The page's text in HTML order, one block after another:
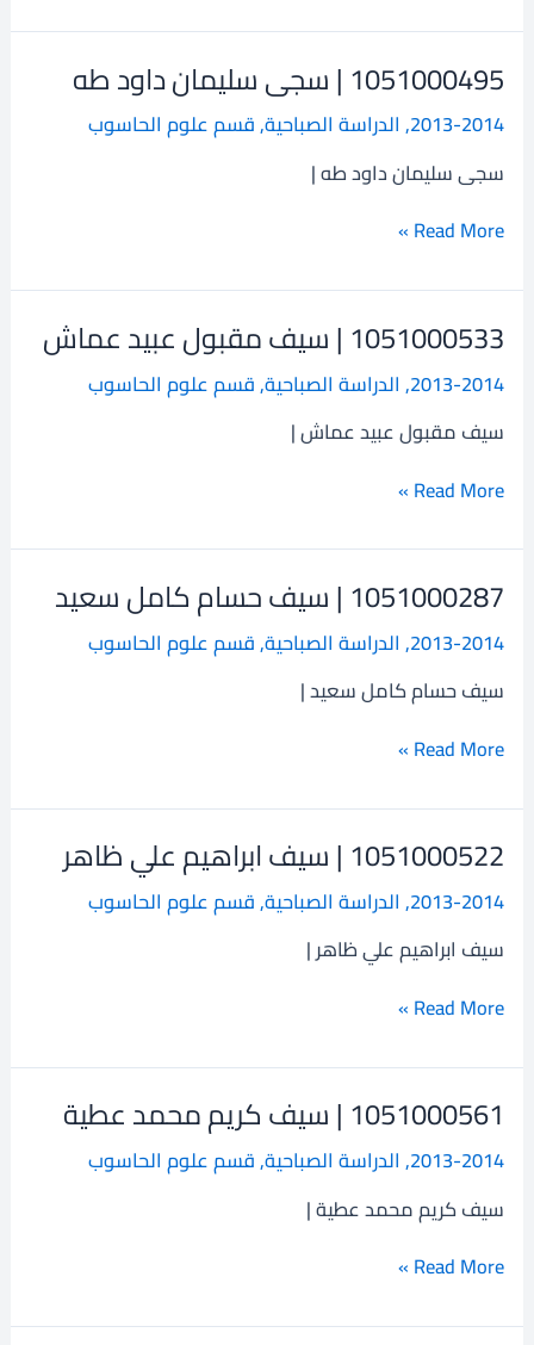
1051000495 | سجى سليمان داود طه
2013-2014
, الدراسة الصباحية,قسم علوم الحاسوب
سجى سليمان داود طه |
1051000495
سجى
سليمان
داود
طه
Read More »
1051000533 | سيف مقبول عبيد عماش
2013-2014
, الدراسة الصباحية,قسم علوم الحاسوب
سيف مقبول عبيد عماش |
1051000533
سيف
مقبول
عبيد
عماش
Read More »
1051000287 | سيف حسام كامل سعيد
2013-2014
, الدراسة الصباحية,قسم علوم الحاسوب
سيف حسام كامل سعيد |
1051000287
سيف
حسام
كامل
سعيد
Read More »
1051000522 | سيف ابراهيم علي ظاهر
2013-2014
, الدراسة الصباحية,قسم علوم الحاسوب
سيف ابراهيم علي ظاهر |
1051000522
سيف
ابراهيم
علي
ظاهر
Read More »
1051000561 | سيف كريم محمد عطية
2013-2014
, الدراسة الصباحية,قسم علوم الحاسوب
سيف كريم محمد عطية |
1051000561
سيف
كريم
محمد
عطية
Read More »